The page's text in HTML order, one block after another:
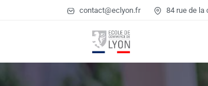
contact@eclyon.fr 84 rue de la